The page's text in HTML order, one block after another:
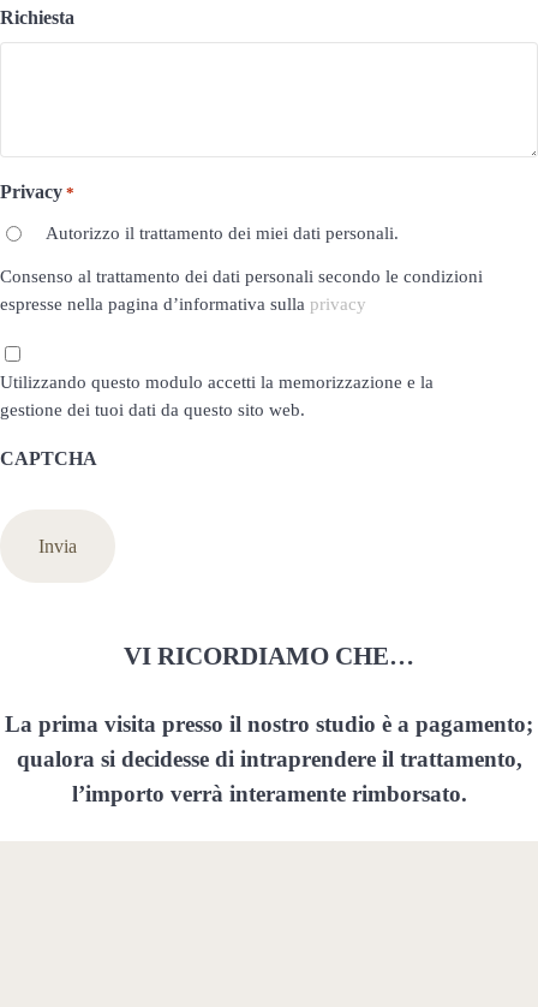
Richiesta
Privacy *
Autorizzo il trattamento dei miei dati personali.
Consenso al trattamento dei dati personali secondo le condizioni
espresse nella pagina d’informativa sulla privacy
Privacy
*
Utilizzando questo modulo accetti la memorizzazione e la
gestione dei tuoi dati da questo sito web.
CAPTCHA
VI RICORDIAMO CHE…
La prima visita presso il nostro studio è a pagamento;
qualora si decidesse di intraprendere il trattamento,
l’importo verrà interamente rimborsato.